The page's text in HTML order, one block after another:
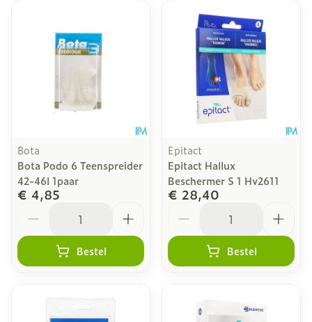
Bota
Bota Podo 6 Teenspreider
42-46l 1paar
€ 4,85
Bestel
Epitact
Epitact Hallux
Beschermer S 1 Hv2611
€ 28,40
Bestel